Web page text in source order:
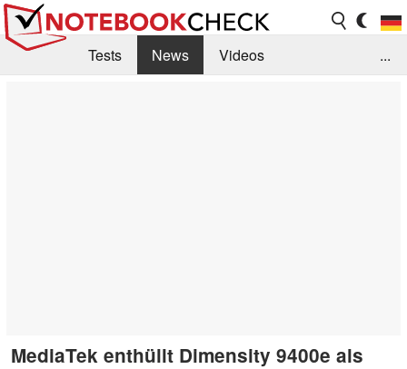
Tests News
Videos
...
MediaTek enthüllt Dimensity 9400e als